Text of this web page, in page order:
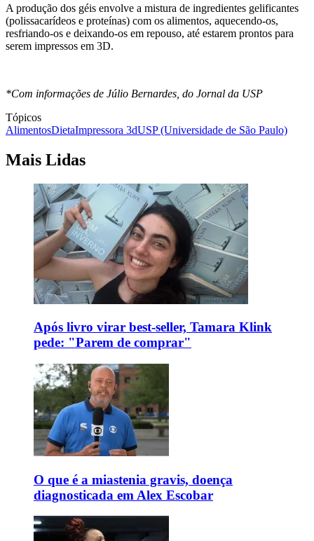
A produção dos géis envolve a mistura de ingredientes gelificantes
(polissacarídeos e proteínas) com os alimentos, aquecendo-os,
resfriando-os e deixando-os em repouso, até estarem prontos para
serem impressos em 3D.
*Com informações de Júlio Bernardes, do Jornal da USP
Tópicos
AlimentosDietaImpressora 3dUSP (Universidade de São Paulo)
Mais Lidas
Após livro virar best-seller, Tamara Klink
pede: "Parem de comprar"
O que é a miastenia gravis, doença
diagnosticada em Alex Escobar